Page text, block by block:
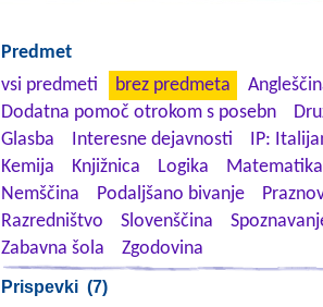
Predmet
vsi predmeti
brez predmeta
Dodatna pomoč otrokom s posebn
Glasba
Interesne dejavnosti IP:
Kemija
Knjižnica Logika Matematika
Nemščina
Podaljšano bivanje
Razredništvo
Slovenščina
Zabavna šola
Zgodovina
Prispevki (7)